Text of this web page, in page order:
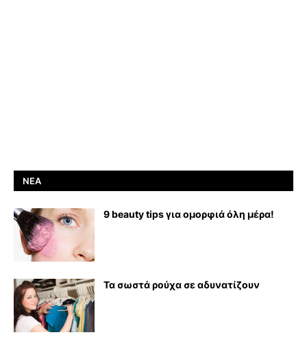
ΝΈΑ
9 beauty tips για ομορφιά όλη μέρα!
Τα σωστά ρούχα σε αδυνατίζουν